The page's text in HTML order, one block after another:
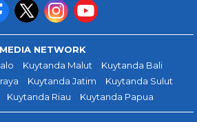
MEDIA NETWORK
Kuytanda Malut
Kuytanda Bali
Kuytanda Jatim
Kuytanda Sulut
Kuytanda Riau Kuytanda Papua